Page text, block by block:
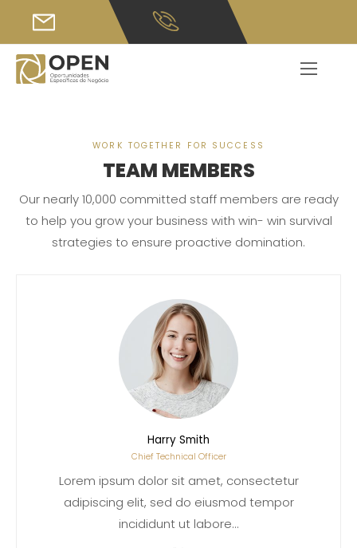
WORK TOGETHER FOR SUCCESS
TEAM MEMBERS
Our nearly 10,000 committed staff members are ready
to help you grow your business with win- win survival
strategies to ensure proactive domination.
Harry Smith
Chief Technical Officer
Lorem ipsum dolor sit amet, consectetur
adipiscing elit, sed do eiusmod tempor
incididunt ut labore…